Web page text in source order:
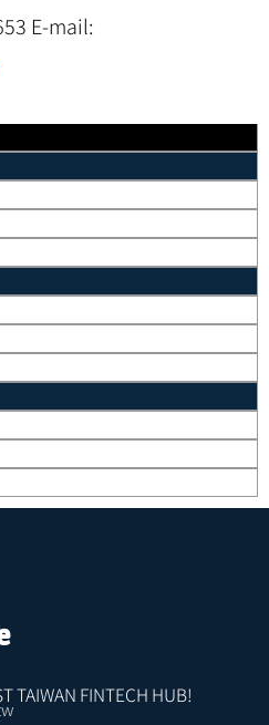
E-mail:
TAIWAN FINTECH HUB!